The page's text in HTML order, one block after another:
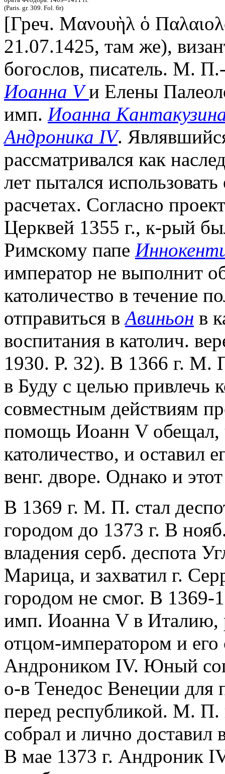
(Paris. gr. 309. Fol. 6r)
[Греч. Μανουὴλ ὁ
21.07.1425, там же),
богослов, писатель. М.
Иоанна Vи Елены
имп. Иоанна
Андроника IV.
рассматривался как
лет пытался
расчетах. Согласно
Церквей 1355 г., к-рый
Римскому папе
император не выполнит
католичество в течение
отправиться вАвиньон в
воспитания в католич.
1930. P. 32). В 1366 г. М.
в Буду с целью привлечь
совместным действиям
помощь Иоанн V
католичество, и оставил
венг. дворе. Однако и
В 1369 г. М. П. стал
городом до 1373 г. В
владения серб. деспота
Марица, и захватил г.
городом не смог. В 1369-
имп. Иоанна V в Италию,
отцом-императором и
Андроником IV. Юный
о-в Тенедос Венеции для
перед республикой. М.
собрал и лично
В мае 1373 г. Андроник